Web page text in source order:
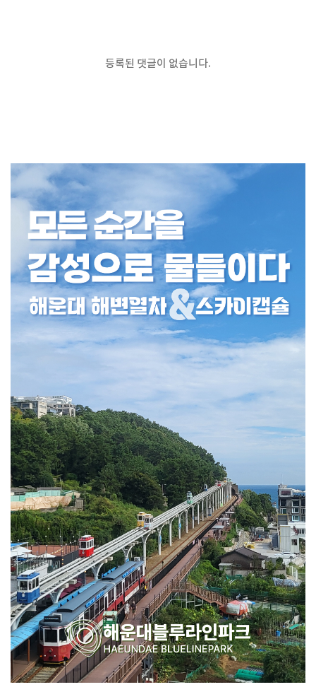
등록된 댓글이 없습니다.